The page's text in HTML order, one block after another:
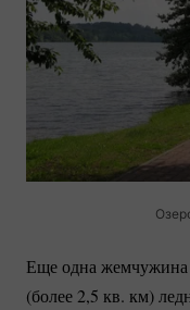
Еще одна
(более 2,5 кв. км)